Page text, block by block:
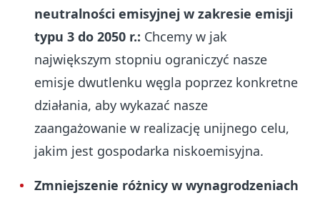
neutralności emisyjnej w zakresie emisji
typu 3 do 2050 r.: Chcemy w jak
największym stopniu ograniczyć nasze
emisje dwutlenku węgla poprzez konkretne
działania, aby wykazać nasze
zaangażowanie w realizację unijnego celu,
jakim jest gospodarka niskoemisyjna.
Zmniejszenie różnicy w wynagrodzeniach